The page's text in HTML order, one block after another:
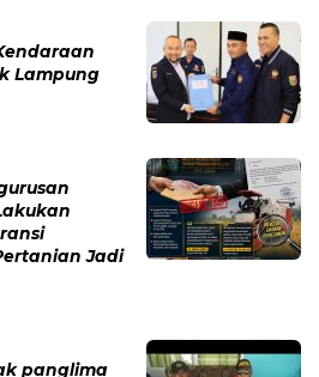
Lampung
Jadi
panglima